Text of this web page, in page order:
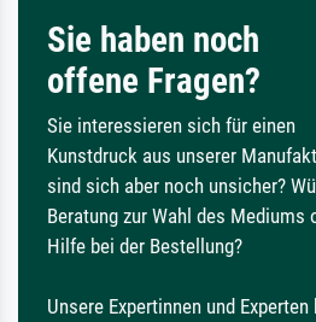
Sie haben noch
offene Fragen?
Sie interessieren sich für einen
Kunstdruck aus unserer
sind sich aber noch unsicher?
Beratung zur Wahl des Mediums
Hilfe bei der Bestellung?
Unsere Expertinnen und